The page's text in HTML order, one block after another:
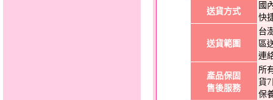
送貨方式
國
快
送貨範圍
台
區
連
產品保固
售後服務
所
貨
保